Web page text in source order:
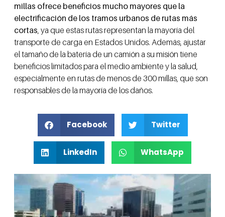
millas ofrece beneficios mucho mayores que la
electrificación de los tramos urbanos de rutas más
cortas, ya que estas rutas representan la mayoría del
transporte de carga en Estados Unidos. Además, ajustar
el tamaño de la batería de un camión a su misión tiene
beneficios limitados para el medio ambiente y la salud,
especialmente en rutas de menos de 300 millas, que son
responsables de la mayoría de los daños.
Facebook Twitter
LinkedIn WhatsApp